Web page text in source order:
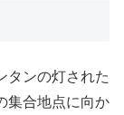
タンの灯された
集合地点に向か